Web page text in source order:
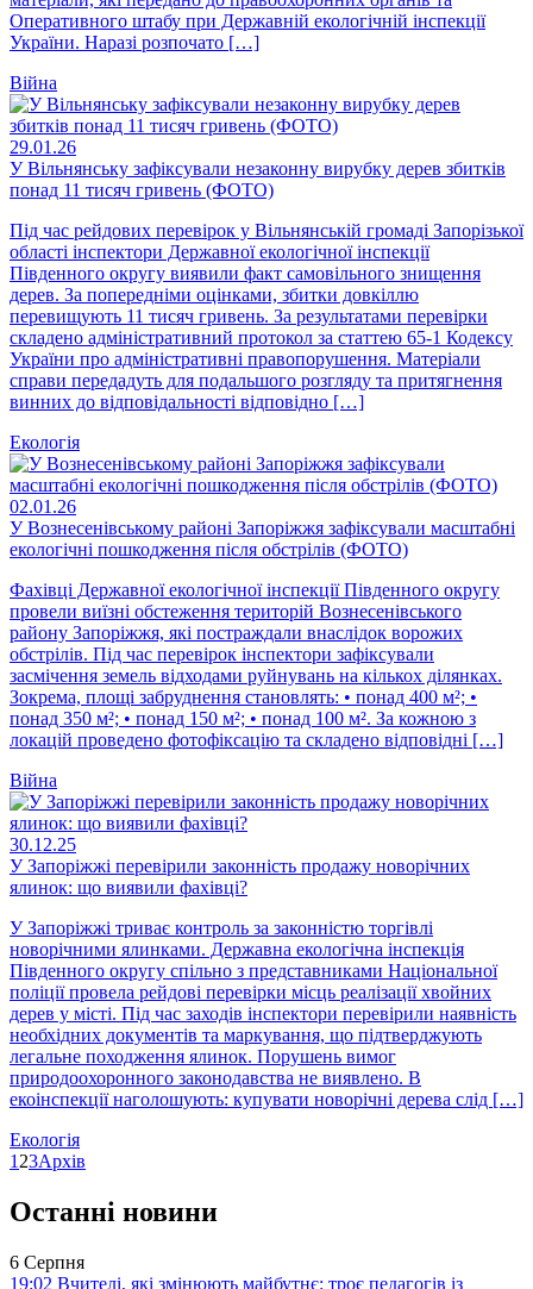
Оперативного штабу при Державній екологічній інспекції
України. Наразі розпочато […]
Війна
29.01.26
У Вільнянську зафіксували незаконну вирубку дерев збитків
понад 11 тисяч гривень (ФОТО)
Під час рейдових перевірок у Вільнянській громаді Запорізької
області інспектори Державної екологічної інспекції
Південного округу виявили факт самовільного знищення
дерев. За попередніми оцінками, збитки довкіллю
перевищують 11 тисяч гривень. За результатами перевірки
складено адміністративний протокол за статтею 65-1 Кодексу
України про адміністративні правопорушення. Матеріали
справи передадуть для подальшого розгляду та притягнення
винних до відповідальності відповідно […]
Екологія
02.01.26
У Вознесенівському районі Запоріжжя зафіксували масштабні
екологічні пошкодження після обстрілів (ФОТО)
Фахівці Державної екологічної інспекції Південного округу
провели виїзні обстеження територій Вознесенівського
району Запоріжжя, які постраждали внаслідок ворожих
обстрілів. Під час перевірок інспектори зафіксували
засмічення земель відходами руйнувань на кількох ділянках.
Зокрема, площі забруднення становлять: • понад 400 м²; •
понад 350 м²; • понад 150 м²; • понад 100 м². За кожною з
локацій проведено фотофіксацію та складено відповідні […]
Війна
30.12.25
У Запоріжжі перевірили законність продажу новорічних
ялинок: що виявили фахівці?
У Запоріжжі триває контроль за законністю торгівлі
новорічними ялинками. Державна екологічна інспекція
Південного округу спільно з представниками Національної
поліції провела рейдові перевірки місць реалізації хвойних
дерев у місті. Під час заходів інспектори перевірили наявність
необхідних документів та маркування, що підтверджують
легальне походження ялинок. Порушень вимог
природоохоронного законодавства не виявлено. В
екоінспекції наголошують: купувати новорічні дерева слід […]
Екологія
1 23Архів
Останні новини
6 Серпня
19:02 Вчителі, які змінюють майбутнє: троє педагогів із